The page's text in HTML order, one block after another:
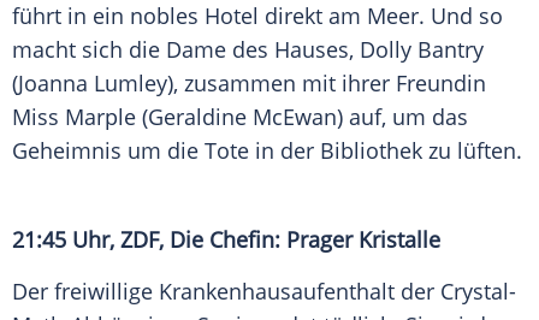
führt in ein nobles Hotel direkt am Meer. Und so
macht sich die Dame des Hauses, Dolly Bantry
(Joanna Lumley), zusammen mit ihrer Freundin
Miss Marple (Geraldine McEwan) auf, um das
Geheimnis um die Tote in der Bibliothek zu lüften.
21:45 Uhr, ZDF, Die Chefin: Prager Kristalle
Der freiwillige Krankenhausaufenthalt der Crystal-